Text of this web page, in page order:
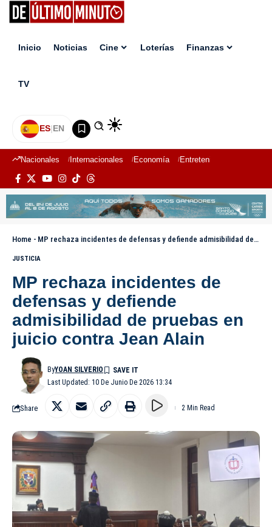
Inicio Noticias Cine Loterías Finanzas
TV
ES|EN
Nacionales Internacionales Economía Entretenimiento
Home - MP rechaza incidentes de defensas y defiende admisibilidad de pruebas en juicio contra Jean Alain
JUSTICIA
MP rechaza incidentes de
defensas y defiende
admisibilidad de pruebas en
juicio contra Jean Alain
Last Updated: 10 De Junio De 2026 13:34
ByYOAN SILVERIO
Share 2 Min Read